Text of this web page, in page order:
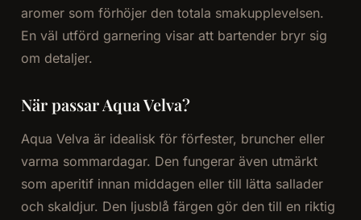
aromer som förhöjer den totala smakupplevelsen.
En väl utförd garnering visar att bartender bryr sig
om detaljer.
När passar Aqua Velva?
Aqua Velva är idealisk för förfester, bruncher eller
varma sommardagar. Den fungerar även utmärkt
som aperitif innan middagen eller till lätta sallader
och skaldjur. Den ljusblå färgen gör den till en riktig